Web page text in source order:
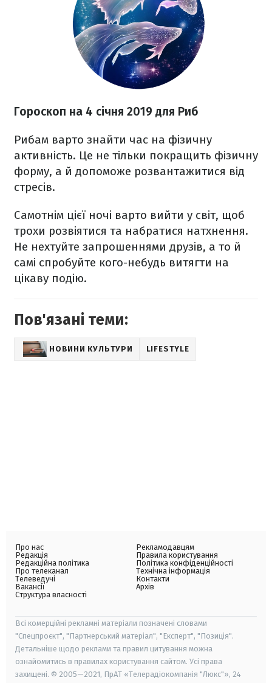
Гороскоп на 4 січня 2019 для Риб
Рибам варто знайти час на фізичну
активність. Це не тільки покращить фізичну
форму, а й допоможе розвантажитися від
стресів.
Самотнім цієї ночі варто вийти у світ, щоб
трохи розвіятися та набратися натхнення.
Не нехтуйте запрошеннями друзів, а то й
самі спробуйте кого-небудь витягти на
цікаву подію.
Пов'язані теми:
НОВИНИ КУЛЬТУРИ LIFESTYLE
Про нас
Редакція
Редакційна політика
Про телеканал
Телеведучі
Вакансії
Структура власності
Рекламодавцям
Правила користування
Політика конфіденційності
Технічна інформація
Контакти
Архів
Всі комерційні рекламні матеріали позначені словами
"Спецпроєкт", "Партнерський матеріал", "Експерт", "Позиція".
Детальніше щодо реклами та правил цитування можна
ознайомитись в правилах користування сайтом. Усі права
захищені. © 2005—2021, ПрАТ «Телерадіокомпанія "Люкс"», 24